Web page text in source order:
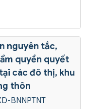
BNNPTNT
nguyên tắc,
quyền quyết
các đô thị, khu
thôn